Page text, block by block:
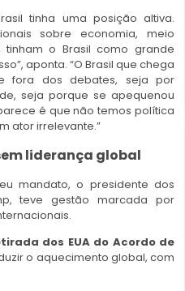
tinha uma posição altiva.
sobre economia, meio
o Brasil como grande
aponta. “O Brasil que chega
fora dos debates, seja por
seja porque se apequenou
é que não temos política
ator irrelevante.”
liderança global
mandato, o presidente dos
teve gestão marcada por
dos EUA do Acordo de
o aquecimento global, com